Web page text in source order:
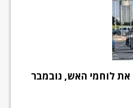
לוחמי האש, נובמבר